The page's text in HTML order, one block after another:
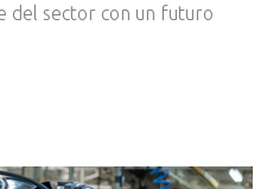
del sector con un futuro